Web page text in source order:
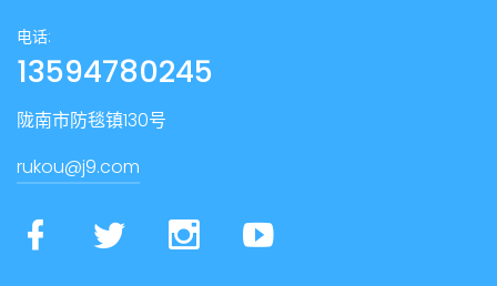
电话:
13594780245
陇南市防毯镇130号
rukou@j9.com